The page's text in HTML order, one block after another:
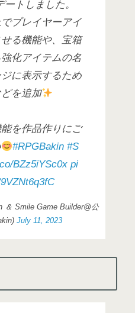
トしました。
プレイヤーアイ
る機能や、宝箱
化アイテムの名
に表示するため
を追加
を作品作りにご
#RPGBakin #S
BZz5iYSc0x pi
Smile Game Builder@公
July 11, 2023